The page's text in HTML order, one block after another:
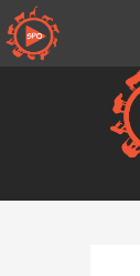
Zum
Inhalt
springen